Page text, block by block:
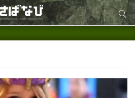
サイト内検索
サイト内検索